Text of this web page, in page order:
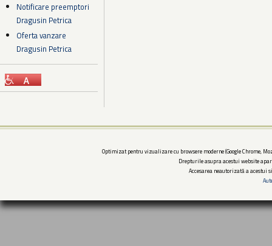
Notificare preemptori
Dragusin Petrica
Oferta vanzare
Dragusin Petrica
Optimizat pentru vizualizare cu browsere moderne (Google Chrome,
Drepturile asupra acestui website
Accesarea neautorizată a acestui